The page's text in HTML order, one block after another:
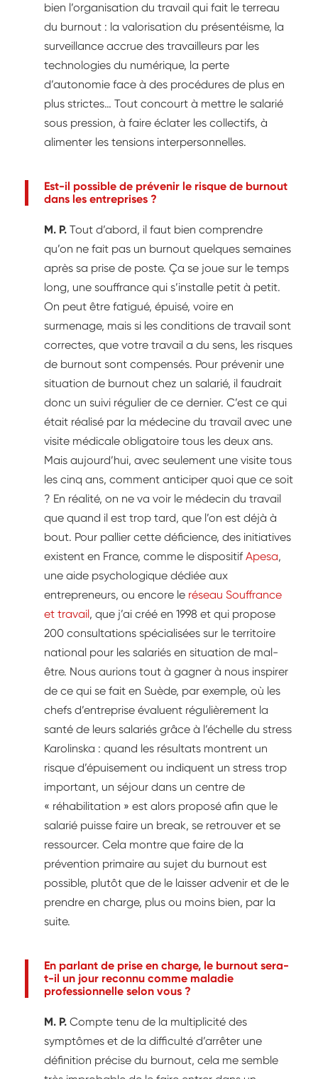
bien l’organisation du travail qui fait le terreau
du burnout : la valorisation du présentéisme, la
surveillance accrue des travailleurs par les
technologies du numérique, la perte
d’autonomie face à des procédures de plus en
plus strictes… Tout concourt à mettre le salarié
sous pression, à faire éclater les collectifs, à
alimenter les tensions interpersonnelles.
Est-il possible de prévenir le risque de burnout
dans les entreprises ?
M. P. Tout d’abord, il faut bien comprendre
qu’on ne fait pas un burnout quelques semaines
après sa prise de poste. Ça se joue sur le temps
long, une souffrance qui s’installe petit à petit.
On peut être fatigué, épuisé, voire en
surmenage, mais si les conditions de travail sont
correctes, que votre travail a du sens, les risques
de burnout sont compensés. Pour prévenir une
situation de burnout chez un salarié, il faudrait
donc un suivi régulier de ce dernier. C’est ce qui
était réalisé par la médecine du travail avec une
visite médicale obligatoire tous les deux ans.
Mais aujourd’hui, avec seulement une visite tous
les cinq ans, comment anticiper quoi que ce soit
? En réalité, on ne va voir le médecin du travail
que quand il est trop tard, que l’on est déjà à
bout. Pour pallier cette déficience, des initiatives
existent en France, comme le dispositif Apesa,
une aide psychologique dédiée aux
entrepreneurs, ou encore le réseau Souffrance
et travail, que j’ai créé en 1998 et qui propose
200 consultations spécialisées sur le territoire
national pour les salariés en situation de mal-
être. Nous aurions tout à gagner à nous inspirer
de ce qui se fait en Suède, par exemple, où les
chefs d’entreprise évaluent régulièrement la
santé de leurs salariés grâce à l’échelle du stress
Karolinska : quand les résultats montrent un
risque d’épuisement ou indiquent un stress trop
important, un séjour dans un centre de
« réhabilitation » est alors proposé afin que le
salarié puisse faire un break, se retrouver et se
ressourcer. Cela montre que faire de la
prévention primaire au sujet du burnout est
possible, plutôt que de le laisser advenir et de le
prendre en charge, plus ou moins bien, par la
suite.
En parlant de prise en charge, le burnout sera-
t-il un jour reconnu comme maladie
professionnelle selon vous ?
M. P. Compte tenu de la multiplicité des
symptômes et de la difficulté d’arrêter une
définition précise du burnout, cela me semble